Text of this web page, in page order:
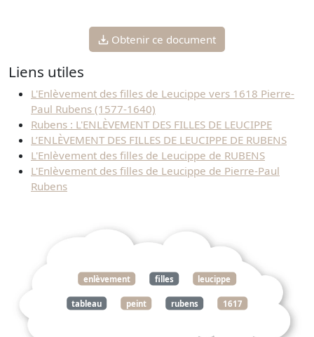
Obtenir ce document
Liens utiles
L'Enlèvement des filles de Leucippe vers 1618 Pierre-
Paul Rubens (1577-1640)
Rubens : L'ENLÈVEMENT DES FILLES DE LEUCIPPE
L’ENLÈVEMENT DES FILLES DE LEUCIPPE DE RUBENS
L'Enlèvement des filles de Leucippe de RUBENS
L'Enlèvement des filles de Leucippe de Pierre-Paul
Rubens
enlèvement filles leucippe
tableau peint rubens 1617